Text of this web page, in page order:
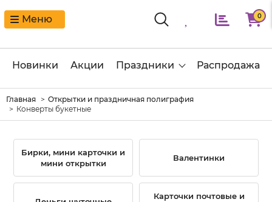
Меню 0
Новинки Акции Праздники Распродажа
Главная
Открытки и праздничная полиграфия
Конверты букетные
Бирки, мини карточки и
мини открытки
Валентинки
Карточки почтовые и